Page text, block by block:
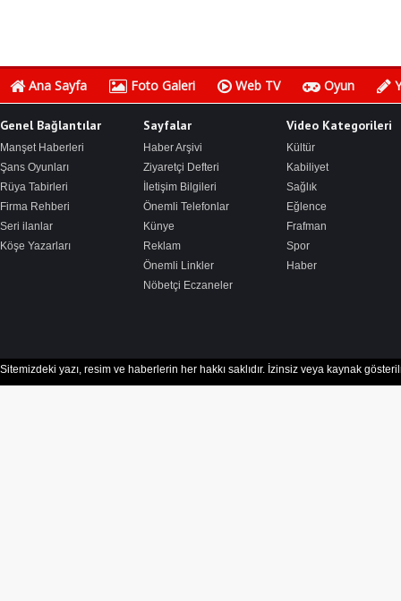
Ana Sayfa Foto Galeri Web TV Oyun
Genel Bağlantılar
Manşet Haberleri
Şans Oyunları
Rüya Tabirleri
Firma Rehberi
Seri ilanlar
Köşe Yazarları
Sayfalar
Haber Arşivi
Ziyaretçi Defteri
İletişim Bilgileri
Önemli Telefonlar
Künye
Reklam
Önemli Linkler
Nöbetçi Eczaneler
Video Kategorileri
Kültür
Kabiliyet
Sağlık
Eğlence
Frafman
Spor
Haber
Sitemizdeki yazı, resim ve haberlerin her hakkı saklıdır. İzinsiz veya kaynak